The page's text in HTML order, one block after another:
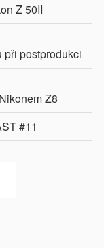
Z 50II
postprodukci
Z8
#11